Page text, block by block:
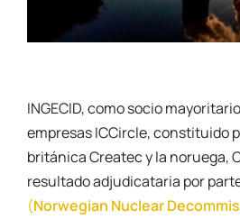
INGECID, como socio
empresas ICCircle, constituido
británica Createc y la noruega,
resultado adjudicataria por
(Norwegian Nuclear